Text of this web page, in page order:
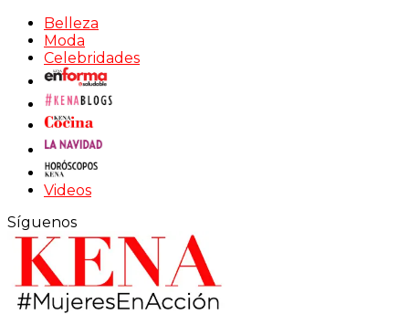
Belleza
Moda
Celebridades
Videos
Síguenos